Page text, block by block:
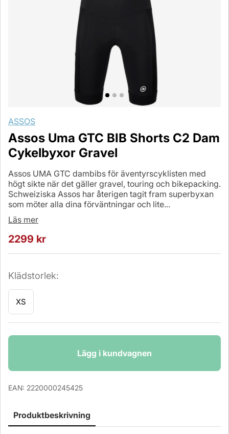
ASSOS
Assos Uma GTC BIB Shorts C2 Dam
Cykelbyxor Gravel
Assos UMA GTC dambibs för äventyrscyklisten med
högt sikte när det gäller gravel, touring och bikepacking.
Schweiziska Assos har återigen tagit fram superbyxan
som möter alla dina förväntningar och lite...
Läs mer
2299 kr
Klädstorlek:
XS
Lägg i kundvagnen
EAN: 2220000245425
Produktbeskrivning